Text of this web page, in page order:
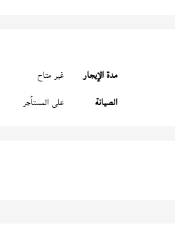
مدة الإيجار غير متاح
الصيانة على المستأجر